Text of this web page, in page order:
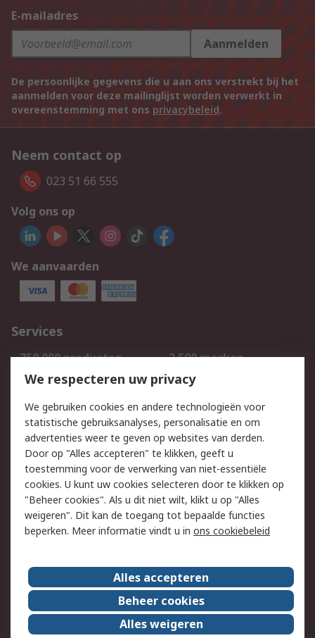
E-mailadres
Aanmelden
De persoonlijke gegevens die u aan ons verstrekt bij het
aanmelden voor deze mailinglijst worden verwerkt in
overeenstemming met ons privacybeleid.
Neem contact op
023 51 66 555
Volg ons op
We aanvaarden
Services
750.000 producten
2.500 merken
Bestellen
Inkoopoplossingen
Track & Trace
Wettelijk
Cookiebeleid
Email veiligheid
Privacybeleid
Websitevoorwaarden
Algemene
verkoopvoorwaarden
Over RS
RS Group
Over ons
RS wereldwijd
Werken bij RS
We respecteren uw privacy
We gebruiken cookies en andere technologieën voor
statistische gebruiksanalyses, personalisatie en om
advertenties weer te geven op websites van derden.
Door op "Alles accepteren" te klikken, geeft u
toestemming voor de verwerking van niet-essentiële
cookies. U kunt uw cookies selecteren door te klikken op
"Beheer cookies". Als u dit niet wilt, klikt u op "Alles
weigeren". Dit kan de toegang tot bepaalde functies
beperken. Meer informatie vindt u in ons cookiebeleid
Alles accepteren
Beheer cookies
Alles weigeren